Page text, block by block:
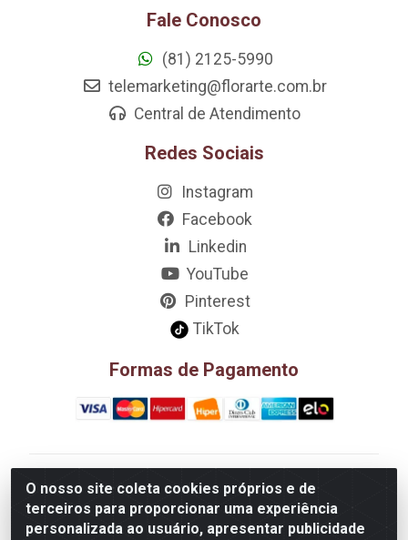
O nosso site coleta cookies próprios e de
terceiros para proporcionar uma experiência
personalizada ao usuário, apresentar publicidade
Fale Conosco
(81) 2125-5990
telemarketing@florarte.com.br
Central de Atendimento
Redes Sociais
Instagram
Facebook
Linkedin
YouTube
Pinterest
TikTok
Formas de Pagamento
D&A Decoração e Ambientação LTDA - Rua Riachão,
807 – 3A, 4A, 5A, 12A, 14A - Muribeca, Jaboatão dos
Guararapes/PE - CEP 54.355-057 - CNPJ